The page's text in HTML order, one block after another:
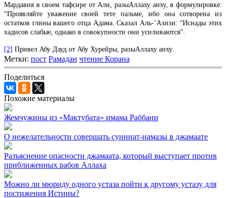
Мардавия в своем тафсире от Али, разыАллаху анху, в формулировке:
“Проявляйте уважение своей тете пальме, ибо она сотворена из
остатков глины вашего отца Адама. Сказал Аль-‘Азизи: “Иснады этих
хадисов слабые, однако в совокупности они усиливаются”.
[2] Привел Абу Дауд от Абу Хурейры, разыАллаху анху.
Метки: пост Рамадан чтение Корана
Поделиться
Похожие материалы
Жемчужины из «Мактубата» имама Раббани
О нежелательности совершать сунннат-намазы в джамаате
Разъяснение опасности джамаата, который выступает против
приближенных рабов Аллаха
Можно ли мюриду одного устаза пойти к другому устазу для
постижения Истины?